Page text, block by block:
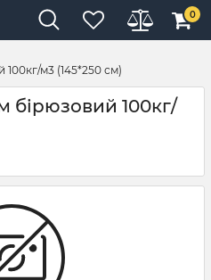
0
100кг/м3 (145*250 см)
бірюзовий 100кг/